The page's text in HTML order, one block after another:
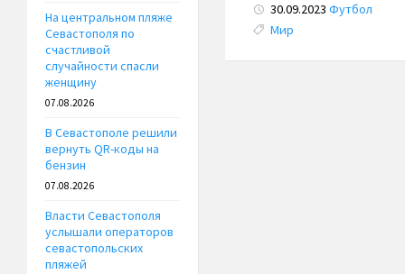
30.09.2023 Футбол
Tags:
Мир
На центральном пляже
Севастополя по
счастливой
случайности спасли
женщину
07.08.2026
В Севастополе решили
вернуть QR-коды на
бензин
07.08.2026
Власти Севастополя
услышали операторов
севастопольских
пляжей